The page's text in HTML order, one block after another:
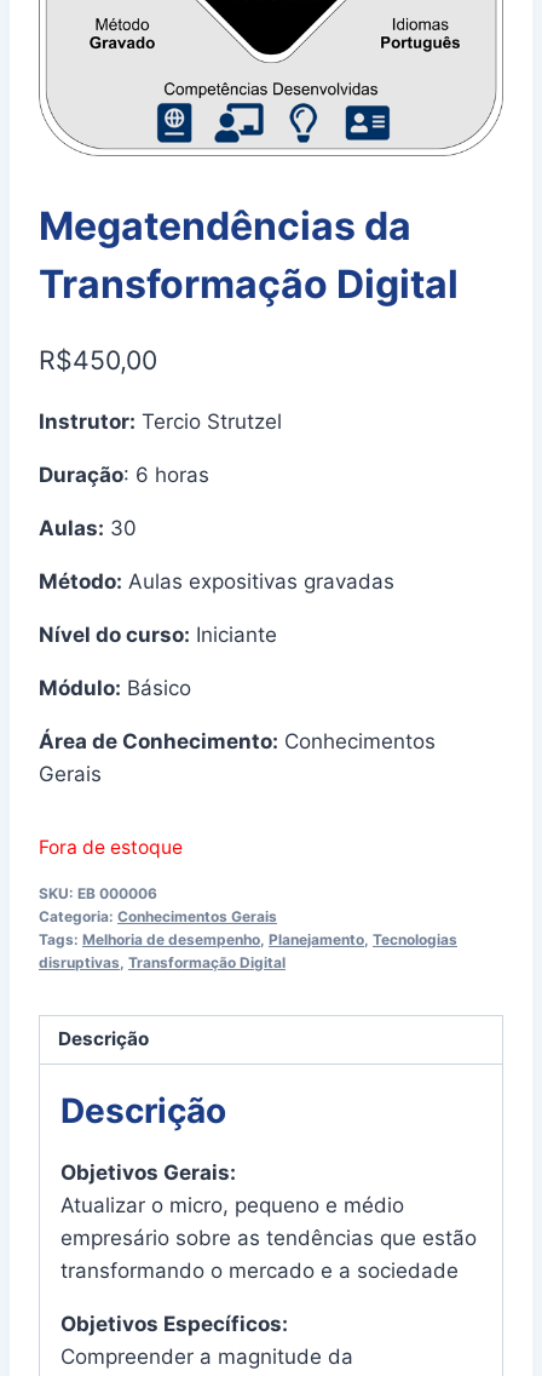
Megatendências da
Transformação Digital
R$450,00
Instrutor: Tercio Strutzel
Duração: 6 horas
Aulas: 30
Método: Aulas expositivas gravadas
Nível do curso: Iniciante
Módulo: Básico
Área de Conhecimento: Conhecimentos
Gerais
Fora de estoque
SKU: EB 000006
Categoria: Conhecimentos Gerais
Tags: Melhoria de desempenho Planejamento Tecnologias
disruptivas Transformação Digital
Descrição
Descrição
Objetivos Gerais:
Atualizar o micro, pequeno e médio
empresário sobre as tendências que estão
transformando o mercado e a sociedade
Objetivos Específicos:
Compreender a magnitude da